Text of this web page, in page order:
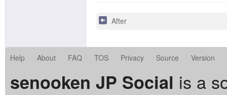
After
Help About FAQ TOS Privacy Source Version
senooken JP Social is a